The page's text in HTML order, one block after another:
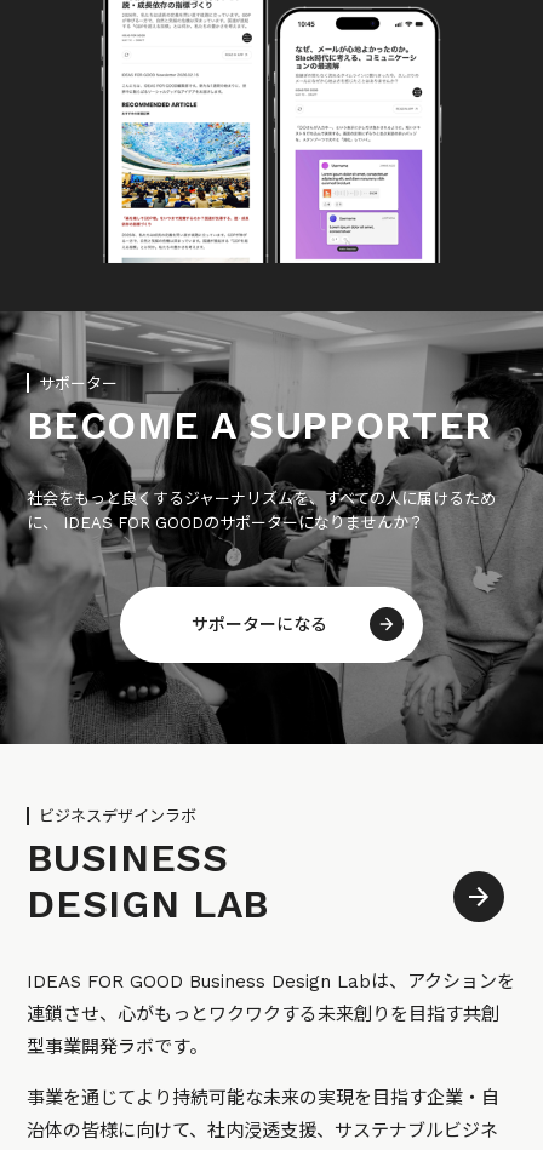
サポーター
BECOME A SUPPORTER
社会をもっと良くするジャーナリズムを、すべての人に届けるため
に、 IDEAS FOR GOODのサポーターになりませんか？
サポーターになる
ビジネスデザインラボ
BUSINESS
DESIGN LAB
IDEAS FOR GOOD Business Design Labは、アクションを
連鎖させ、心がもっとワクワクする未来創りを目指す共創
型事業開発ラボです。
事業を通じてより持続可能な未来の実現を目指す企業・自
治体の皆様に向けて、社内浸透支援、サステナブルビジネ